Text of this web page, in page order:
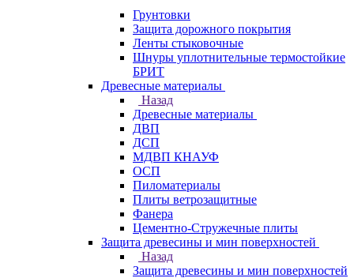
Грунтовки
Защита дорожного покрытия
Ленты стыковочные
Шнуры уплотнительные термостойкие
БРИТ
Древесные материалы
Назад
Древесные материалы
ДВП
ДСП
МДВП КНАУФ
ОСП
Пиломатериалы
Плиты ветрозащитные
Фанера
Цементно-Стружечные плиты
Защита древесины и мин поверхностей
Назад
Защита древесины и мин поверхностей